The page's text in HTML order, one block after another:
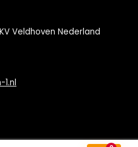
Veldhoven Nederland